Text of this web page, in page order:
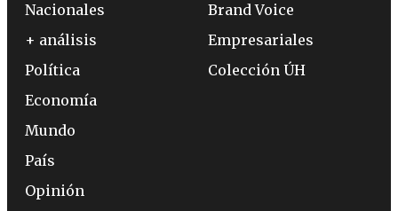
Nacionales
+ análisis
Política
Economía
Mundo
País
Opinión
Brand Voice
Empresariales
Colección ÚH